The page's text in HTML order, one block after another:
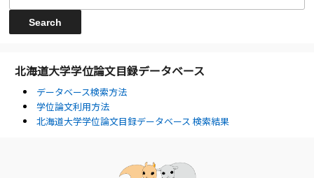
北海道大学学位論文目録データベース
データベース検索方法
学位論文利用方法
北海道大学学位論文目録データベース 検索結果